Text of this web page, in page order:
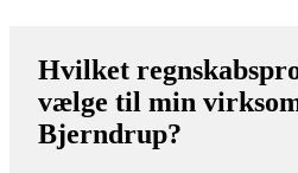
Hvilket
vælge til min
Bjerndrup?